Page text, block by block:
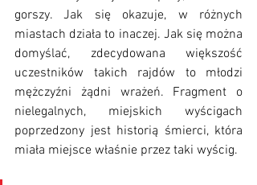
gorszy. Jak się okazuje, w różnych
miastach działa to inaczej. Jak się można
domyślać, zdecydowana większość
uczestników takich rajdów to młodzi
mężczyźni żądni wrażeń. Fragment o
nielegalnych, miejskich wyścigach
poprzedzony jest historią śmierci, która
miała miejsce właśnie przez taki wyścig.